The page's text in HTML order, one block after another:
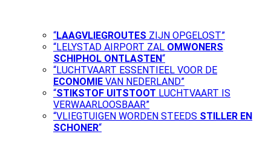
“LAAGVLIEGROUTES ZIJN OPGELOST”
“LELYSTAD AIRPORT ZAL OMWONERS
SCHIPHOL ONTLASTEN“
“LUCHTVAART ESSENTIEEL VOOR DE
ECONOMIE VAN NEDERLAND”
“STIKSTOF UITSTOOT LUCHTVAART IS
VERWAARLOOSBAAR”
“VLIEGTUIGEN WORDEN STEEDS STILLER EN
SCHONER“